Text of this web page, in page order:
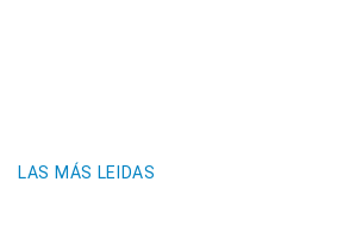
LAS MÁS LEIDAS